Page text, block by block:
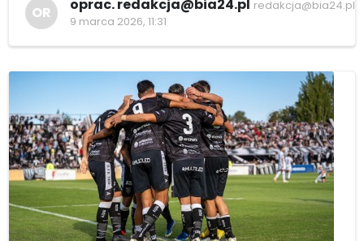
OR oprac. redakcja@bia24.pl redakcja@bia24.pl
9 marca 2026, 11:31